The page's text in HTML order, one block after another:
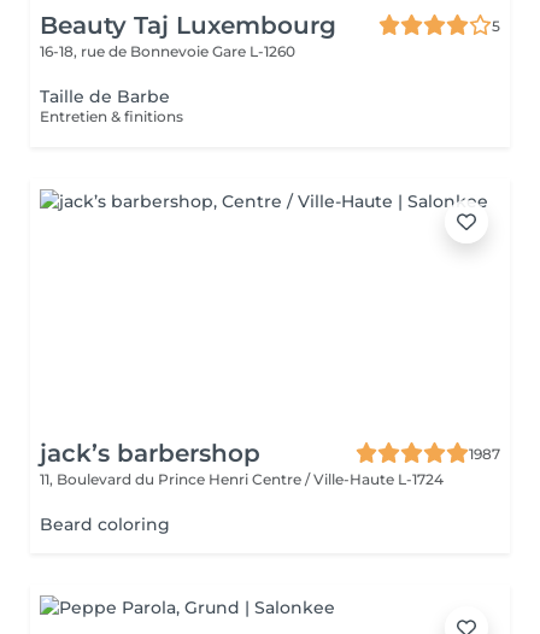
Beauty Taj Luxembourg
5
16-18, rue de Bonnevoie Gare L-1260
Taille de Barbe
Entretien & finitions
jack’s barbershop
1987
11, Boulevard du Prince Henri Centre / Ville-Haute L-1724
Beard coloring